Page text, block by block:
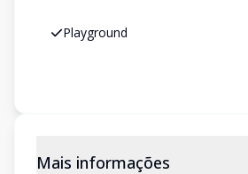
Playground
Mais informações